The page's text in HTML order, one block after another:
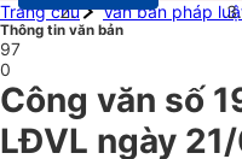
Trang chủ
Văn bản pháp
Thông tin văn bản
97
0
Công văn số
LĐVL ngày